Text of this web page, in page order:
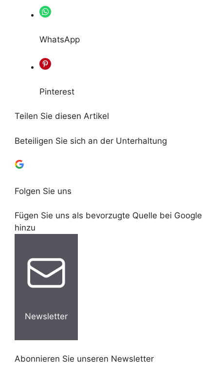
WhatsApp
Pinterest
Teilen Sie diesen Artikel
Beteiligen Sie sich an der Unterhaltung
Folgen Sie uns
Fügen Sie uns als bevorzugte Quelle bei Google
hinzu
Newsletter
Abonnieren Sie unseren Newsletter